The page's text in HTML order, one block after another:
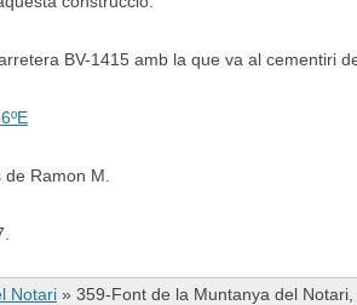
BV-1415 amb la que va al cementiri
Ramon M.
Notari » 359-Font de la Muntanya del